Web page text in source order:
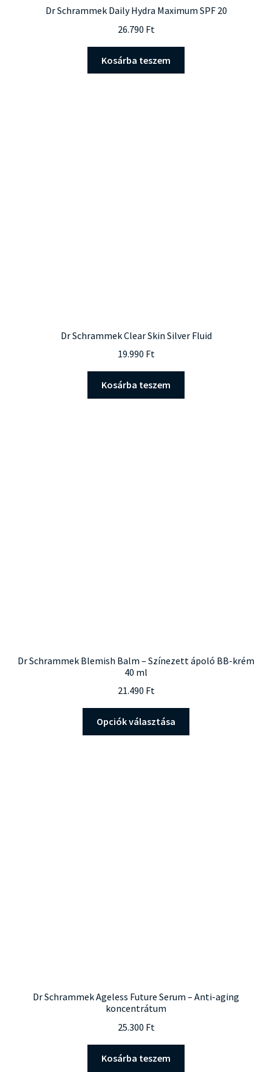
Dr Schrammek Daily Hydra Maximum SPF 20
26.790 Ft
Kosárba teszem
Dr Schrammek Clear Skin Silver Fluid
19.990 Ft
Kosárba teszem
Dr Schrammek Blemish Balm – Színezett ápoló BB-krém
40 ml
21.490 Ft
Opciók választása
Dr Schrammek Ageless Future Serum – Anti-aging
koncentrátum
25.300 Ft
Kosárba teszem